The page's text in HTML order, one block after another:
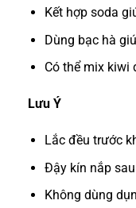
Kết hợp soda
Dùng bạc hà
Có thể mix kiwi
Lưu Ý
Lắc đều trước
Đậy kín nắp
Không dùng